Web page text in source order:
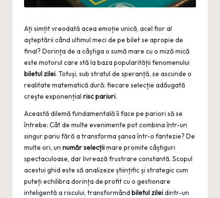
Ați simțit vreodată acea emoție unică, acel fior al
așteptării când ultimul meci de pe bilet se apropie de
final? Dorința de a câștiga o sumă mare cu o miză mică
este motorul care stă la baza popularității fenomenului
biletul zilei. Totuși, sub stratul de speranță, se ascunde o
realitate matematică dură: fiecare selecție adăugată
crește exponențial risc pariuri.
Această dilemă fundamentală îi face pe pariori să se
întrebe: Cât de multe evenimente pot combina într-un
singur pariu fără a transforma șansa într-o fantezie? De
multe ori, un număr selecțiimare promite câștiguri
spectaculoase, dar livrează frustrare constantă. Scopul
acestui ghid este să analizeze științific și strategic cum
puteți echilibra dorința de profit cu o gestionare
inteligentă a riscului, transformând biletul zileidintr-un